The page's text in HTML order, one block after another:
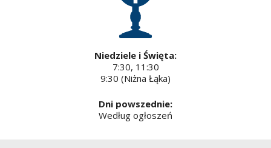
Niedziele i Święta:
7:30, 11:30
9:30 (Niżna Łąka)
Dni powszednie:
Według ogłoszeń